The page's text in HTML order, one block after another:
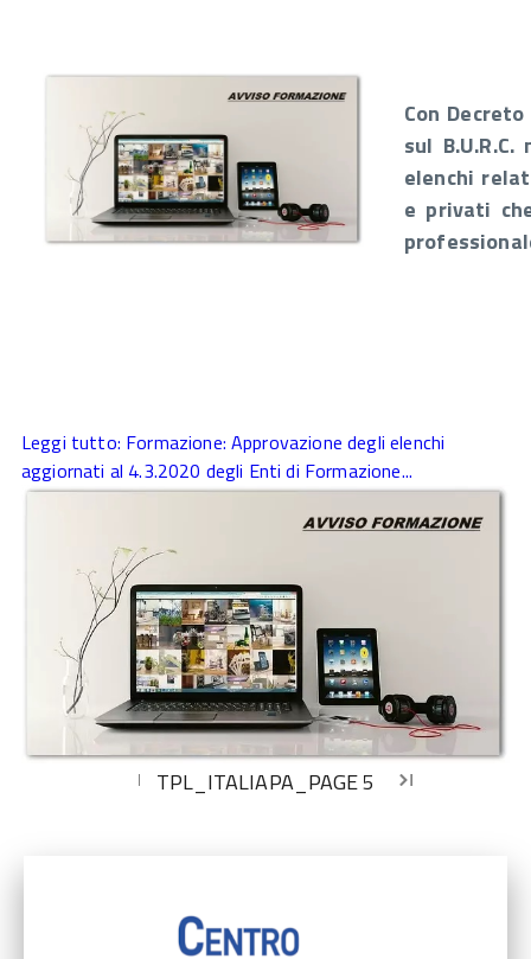
Con
sul
elenchi
e privati
Leggi tutto: Formazione: Approvazione degli elenchi
aggiornati al 4.3.2020 degli Enti di Formazione...
first_page
chevron_leftTPL_ITALIAPA_PAGE5 chevron_right
last_page